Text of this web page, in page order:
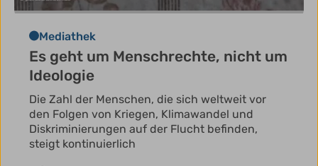
Mediathek
Es geht um Menschrechte, nicht um
Ideologie
Die Zahl der Menschen, die sich weltweit vor
den Folgen von Kriegen, Klimawandel und
Diskriminierungen auf der Flucht befinden,
steigt kontinuierlich